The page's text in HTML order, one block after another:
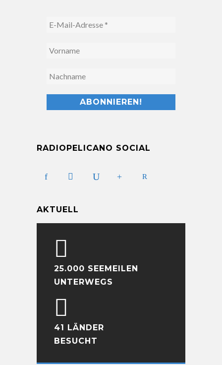
RADIOPELICANO SOCIAL
AKTUELL
25.000 SEEMEILEN
UNTERWEGS
41 LÄNDER
BESUCHT